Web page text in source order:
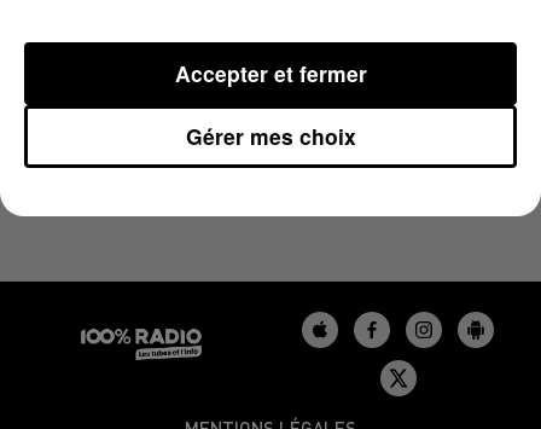
Gérer mes choix
Accepter et fermer